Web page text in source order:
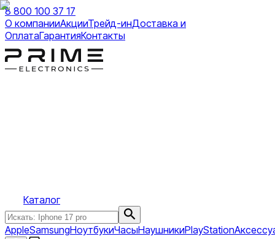
8 800 100 37 17
О компанииАкцииТрейд-инДоставка и
ОплатаГарантияКонтакты
Каталог
AppleSamsungНоутбукиЧасыНаушникиPlayStation